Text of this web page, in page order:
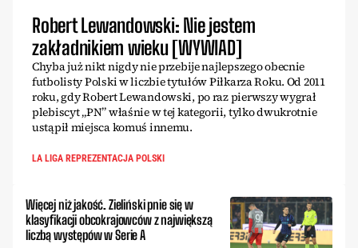
Robert Lewandowski: Nie jestem
zakładnikiem wieku [WYWIAD]
Chyba już nikt nigdy nie przebije najlepszego obecnie
futbolisty Polski w liczbie tytułów Piłkarza Roku. Od 2011
roku, gdy Robert Lewandowski, po raz pierwszy wygrał
plebiscyt „PN” właśnie w tej kategorii, tylko dwukrotnie
ustąpił miejsca komuś innemu.
LA LIGA REPREZENTACJA POLSKI
Więcej niż jakość. Zieliński pnie się w
klasyfikacji obcokrajowców z największą
liczbą występów w Serie A